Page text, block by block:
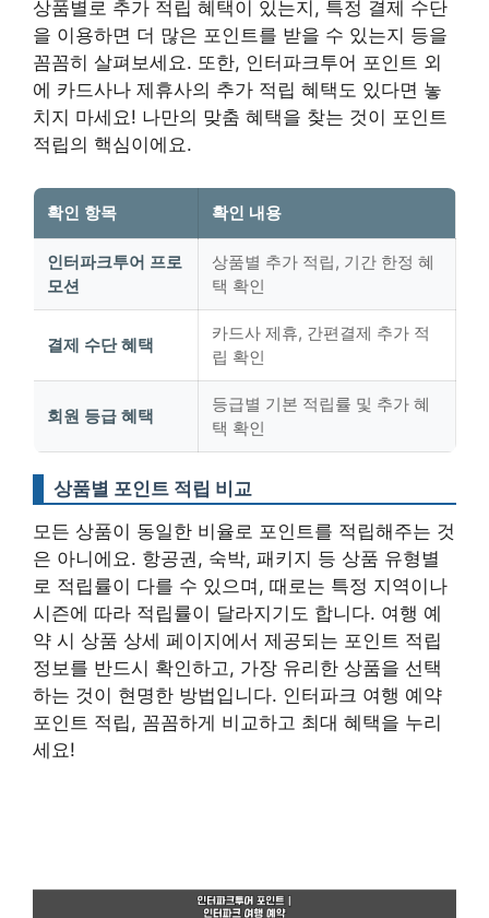
상품별로 추가 적립 혜택이 있는지, 특정 결제 수단
을 이용하면 더 많은 포인트를 받을 수 있는지 등을
꼼꼼히 살펴보세요. 또한, 인터파크투어 포인트 외
에 카드사나 제휴사의 추가 적립 혜택도 있다면 놓
치지 마세요! 나만의 맞춤 혜택을 찾는 것이 포인트
적립의 핵심이에요.
확인 항목 확인 내용
인터파크투어 프로
모션
상품별 추가 적립, 기간 한정 혜
택 확인
결제 수단 혜택
카드사 제휴, 간편결제 추가 적
립 확인
회원 등급 혜택
등급별 기본 적립률 및 추가 혜
택 확인
상품별 포인트 적립 비교
모든 상품이 동일한 비율로 포인트를 적립해주는 것
은 아니에요. 항공권, 숙박, 패키지 등 상품 유형별
로 적립률이 다를 수 있으며, 때로는 특정 지역이나
시즌에 따라 적립률이 달라지기도 합니다. 여행 예
약 시 상품 상세 페이지에서 제공되는 포인트 적립
정보를 반드시 확인하고, 가장 유리한 상품을 선택
하는 것이 현명한 방법입니다. 인터파크 여행 예약
포인트 적립, 꼼꼼하게 비교하고 최대 혜택을 누리
세요!